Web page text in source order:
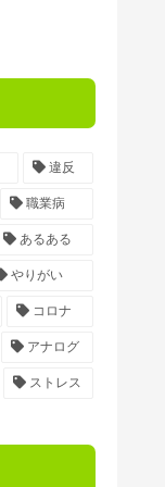
違反
職業病
あるある
やりがい
コロナ
アナログ
ストレス